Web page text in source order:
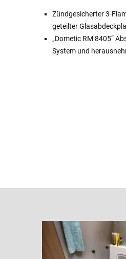
Zündgesicherter 3-
geteilter
„Dometic RM 8405“
System und